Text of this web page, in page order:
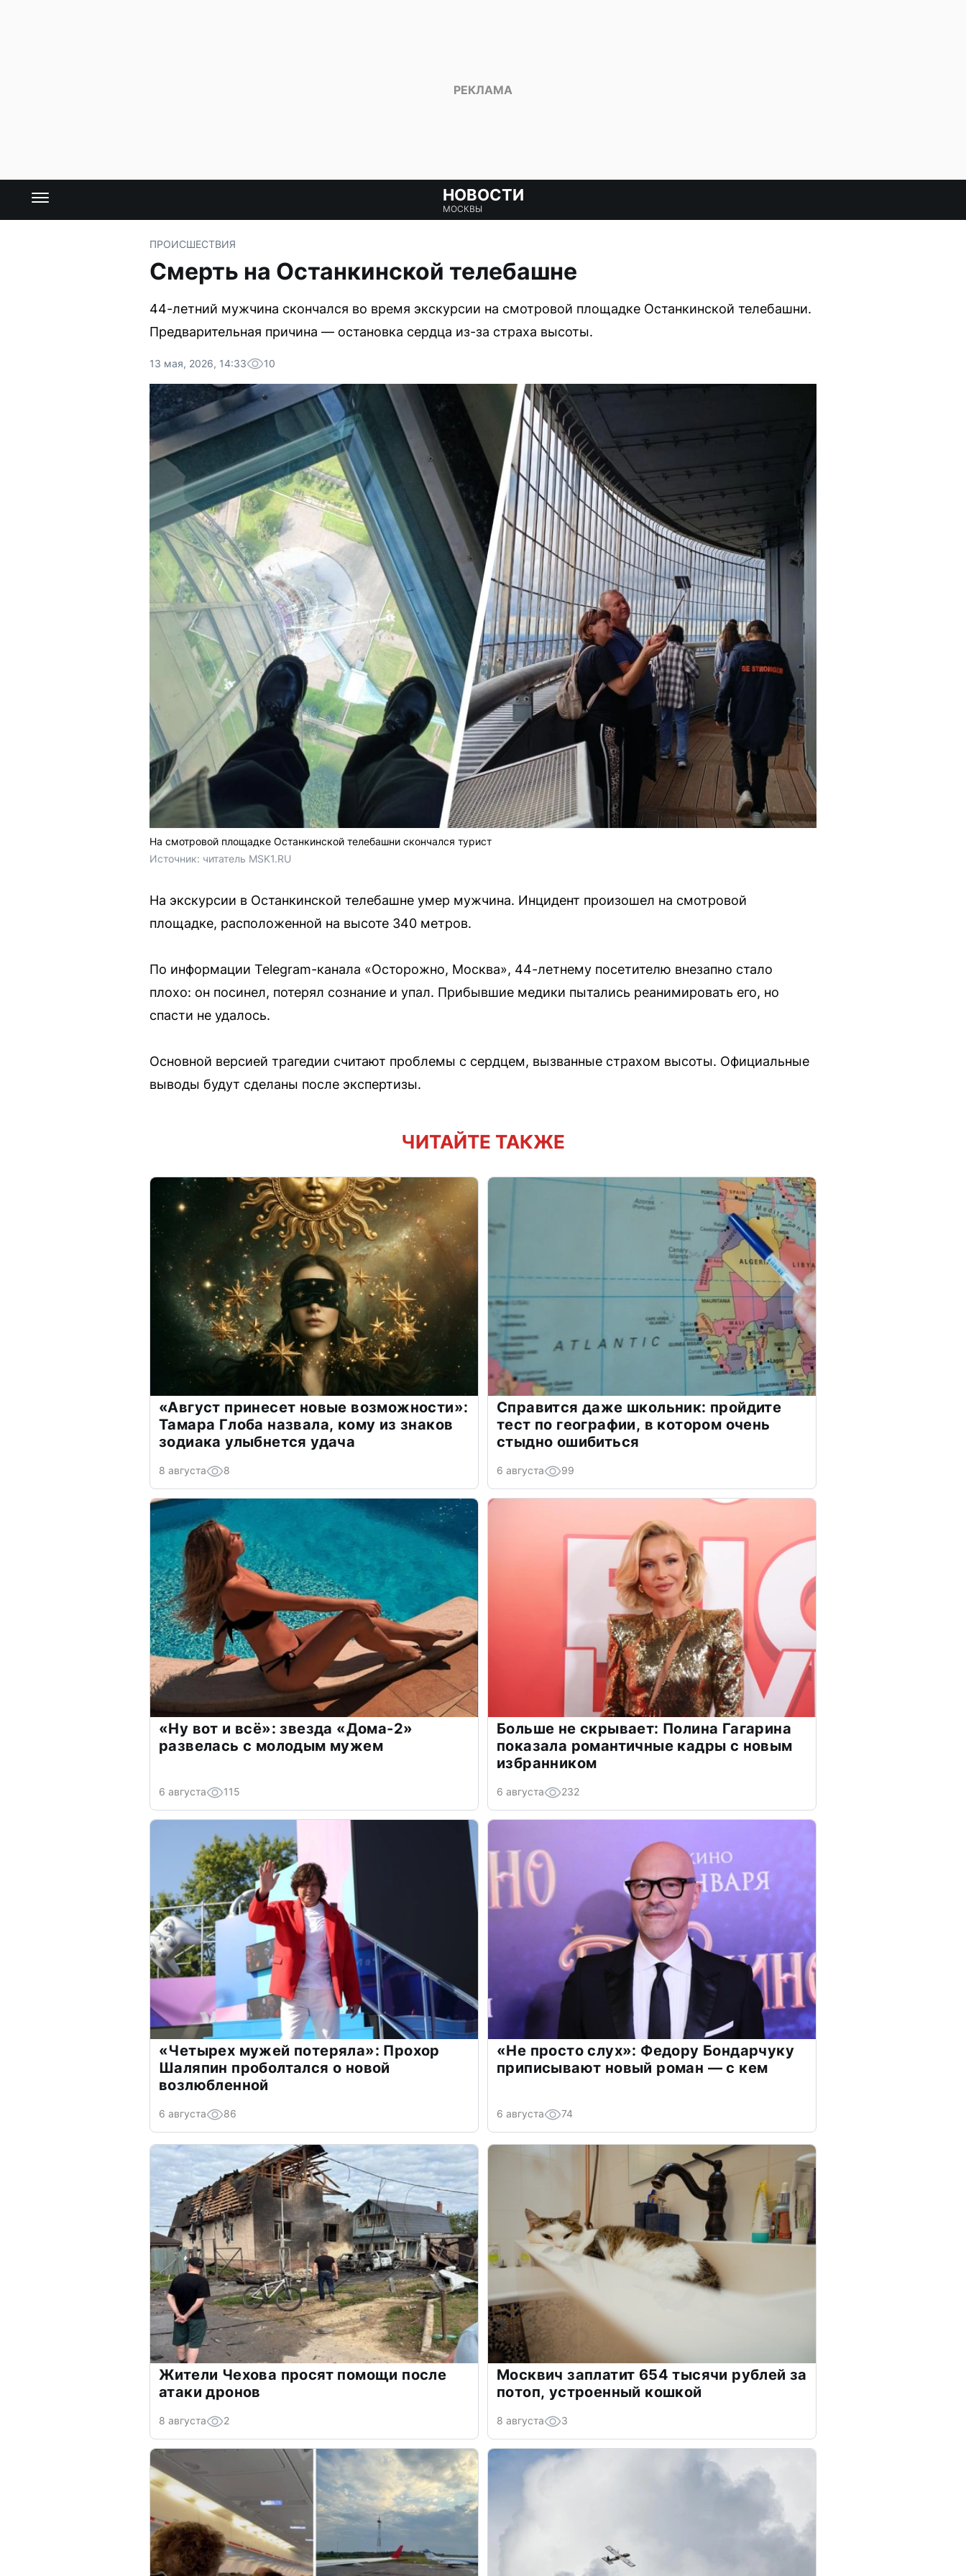
НОВОСТИ
МОСКВЫ
ПРОИСШЕСТВИЯ
Смерть на Останкинской телебашне
44-летний мужчина скончался во время экскурсии на смотровой площадке Останкинской телебашни.
Предварительная причина — остановка сердца из-за страха высоты.
13 мая, 2026, 14:33 10
На смотровой площадке Останкинской телебашни скончался турист
Источник: читатель MSK1.RU
На экскурсии в Останкинской телебашне умер мужчина. Инцидент произошел на смотровой
площадке, расположенной на высоте 340 метров.
По информации Telegram-канала «Осторожно, Москва», 44-летнему посетителю внезапно стало
плохо: он посинел, потерял сознание и упал. Прибывшие медики пытались реанимировать его, но
спасти не удалось.
Основной версией трагедии считают проблемы с сердцем, вызванные страхом высоты. Официальные
выводы будут сделаны после экспертизы.
ЧИТАЙТЕ ТАКЖЕ
«Август принесет новые возможности»:
Тамара Глоба назвала, кому из знаков
зодиака улыбнется удача
8 августа 8
Справится даже школьник: пройдите
тест по географии, в котором очень
стыдно ошибиться
6 августа 99
«Ну вот и всё»: звезда «Дома-2»
развелась с молодым мужем
6 августа 115
Больше не скрывает: Полина Гагарина
показала романтичные кадры с новым
избранником
6 августа 232
«Четырех мужей потеряла»: Прохор
Шаляпин проболтался о новой
возлюбленной
6 августа 86
«Не просто слух»: Федору Бондарчуку
приписывают новый роман — с кем
6 августа 74
Жители Чехова просят помощи после
атаки дронов
8 августа 2
Москвич заплатит 654 тысячи рублей за
потоп, устроенный кошкой
8 августа 3